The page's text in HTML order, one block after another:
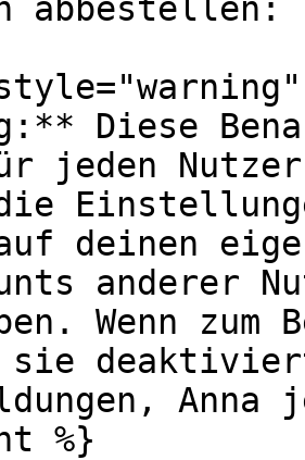
abbestellen:
Diese
jeden
die
deinen
anderer
Wenn
sie
%}